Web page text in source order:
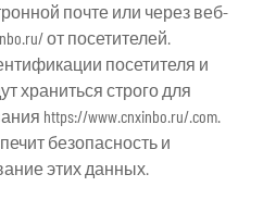
почте или через веб-
от посетителей.
посетителя и
храниться строго для
https://www.cnxinbo.ru/.com.
безопасность и
этих данных.